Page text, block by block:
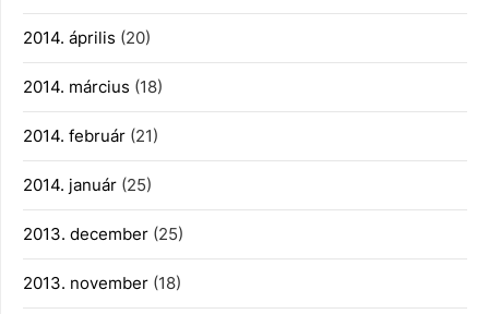
2014. április (20)
2014. március (18)
2014. február (21)
2014. január (25)
2013. december (25)
2013. november (18)